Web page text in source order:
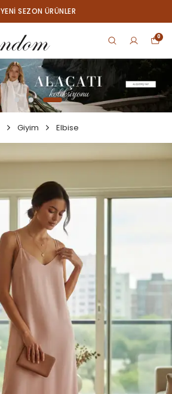
YENI SEZON ÜRÜNLER
0
Giyim Elbise